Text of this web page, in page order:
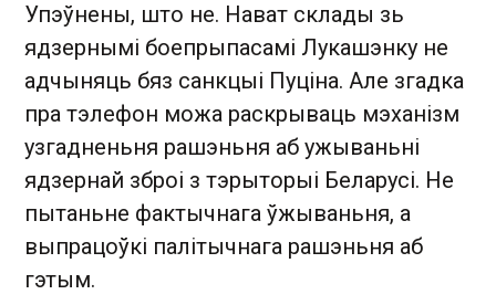
Упэўнены, што не. Нават склады зь
ядзернымі боепрыпасамі Лукашэнку не
адчыняць бяз санкцыі Пуціна. Але згадка
пра тэлефон можа раскрываць мэханізм
узгадненьня рашэньня аб ужываньні
ядзернай зброі з тэрыторыі Беларусі. Не
пытаньне фактычнага ўжываньня, а
выпрацоўкі палітычнага рашэньня аб
гэтым.